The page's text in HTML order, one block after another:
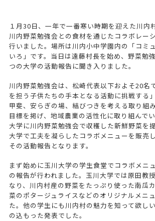
１月30日、一年で一番寒い時期を迎えた川内
川内野菜勉強会との食材を通じたコラボレー
行いました。場所は川内小中学園内の「コミ
いろ」です。当日は遠藤村長を始め、野菜勉
つの大学の活動報告に聞き入りました。
川内野菜勉強会は、松崎代表以下およそ20名
を担う子供たちの手本となる活動に挑戦する
甲斐、安らぎの場、結びつきを考える取り組
目標を掲げ、地域農業の活性化に取り組んで
大学に川内野菜勉強会で収穫した新鮮野菜を
大学で工夫を凝らしたコラボメニューを販売
その活動報告となります。
まず始めに玉川大学の学生食堂でコラボメニ
の報告が行われました。玉川大学では原田教
なり、川内村産の野菜をたっぷり使った南瓜
菜のポタージュライスなどのオリジナルメニ
た。他の学生にも川内村の魅力を知って欲し
の込もった発表でした。